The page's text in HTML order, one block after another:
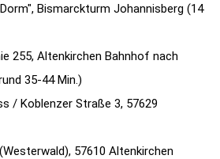
Bismarckturm Johannisberg (14
255, Altenkirchen Bahnhof nach
35-44 Min.)
/ Koblenzer Straße 3, 57629
57610 Altenkirchen